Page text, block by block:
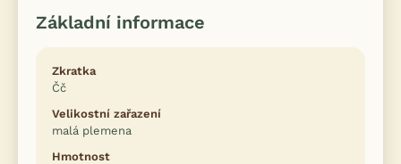
Základní informace
Zkratka
Čč
Velikostní zařazení
malá plemena
Hmotnost